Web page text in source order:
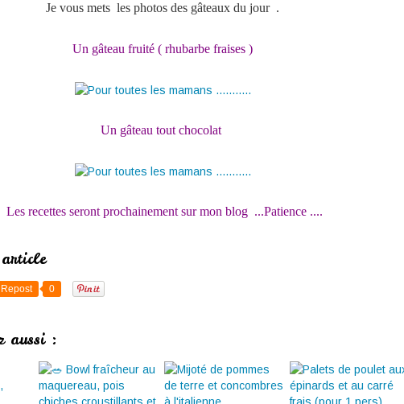
Je vous mets les photos des gâteaux du jour .
Un gâteau fruité ( rhubarbe fraises )
Un gâteau tout chocolat
Les recettes seront prochainement sur mon blog ...Patience ....
Repost 0
aussi :